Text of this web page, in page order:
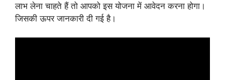
लाभ लेना चाहते हैं तो आपको इस योजना में आवेदन करना होगा।
जिसकी ऊपर जानकारी दी गई है।